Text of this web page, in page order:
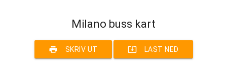
Milano buss kart
print SKRIV UT system_update_alt LAST NED